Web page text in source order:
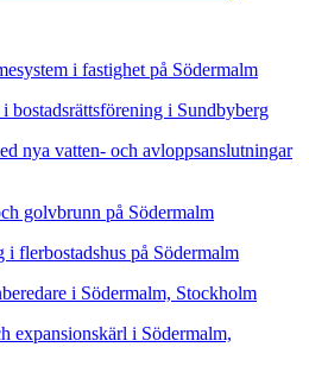
i fastighet på Södermalm
bostadsrättsförening i Sundbyberg
nya vatten- och avloppsanslutningar
golvbrunn på Södermalm
flerbostadshus på Södermalm
i Södermalm, Stockholm
expansionskärl i Södermalm,